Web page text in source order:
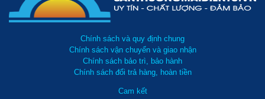
Chính sách và quy định chung
Chính sách vận chuyển và giao nhận
Chính sách bảo trì, bảo hành
Chính sách đổi trả hàng, hoàn tiền
Cam kết